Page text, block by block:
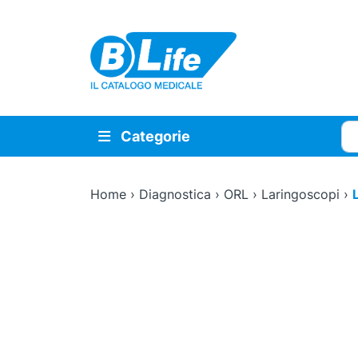
Vai al contenuto principale
Categorie
Home› Diagnostica › ORL› Laringoscopi ›